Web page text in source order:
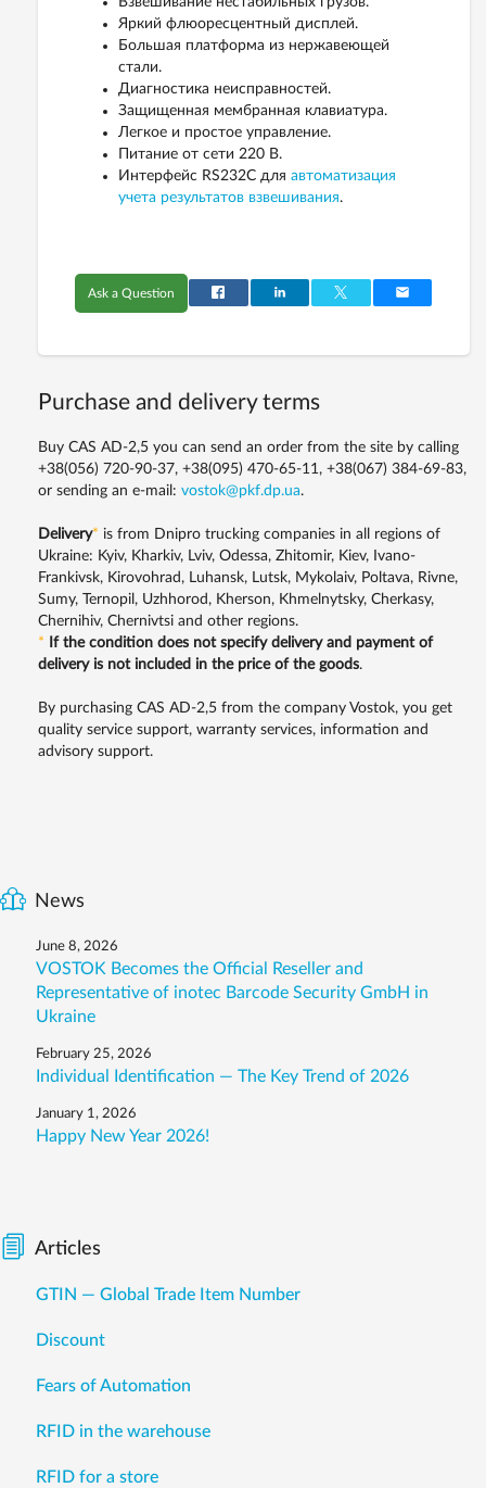
Яркий флюоресцентный дисплей.
Большая платформа из нержавеющей
стали.
Диагностика неисправностей.
Защищенная мембранная клавиатура.
Легкое и простое управление.
Питание от сети 220 В.
Интерфейс RS232C для автоматизация
учета результатов взвешивания.
Ask a Question
Purchase and delivery terms
Buy CAS AD-2,5 you can send an order from the site by calling
+38(056) 720-90-37, +38(095) 470-65-11, +38(067) 384-69-83,
or sending an e-mail: vostok@pkf.dp.ua.
Delivery* is from Dnipro trucking companies in all regions of
Ukraine: Kyiv, Kharkiv, Lviv, Odessa, Zhitomir, Kiev, Ivano-
Frankivsk, Kirovohrad, Luhansk, Lutsk, Mykolaiv, Poltava, Rivne,
Sumy, Ternopil, Uzhhorod, Kherson, Khmelnytsky, Cherkasy,
Chernihiv, Chernivtsi and other regions.
*
If the condition does not specify delivery and payment of
delivery is not included in the price of the goods.
By purchasing CAS AD-2,5 from the company Vostok, you get
quality service support, warranty services, information and
advisory support.
News
June 8, 2026
VOSTOK Becomes the Official Reseller and
Representative of inotec Barcode Security GmbH in
Ukraine
February 25, 2026
Individual Identification — The Key Trend of 2026
January 1, 2026
Happy New Year 2026!
Articles
GTIN — Global Trade Item Number
Discount
Fears of Automation
RFID in the warehouse
RFID for a store